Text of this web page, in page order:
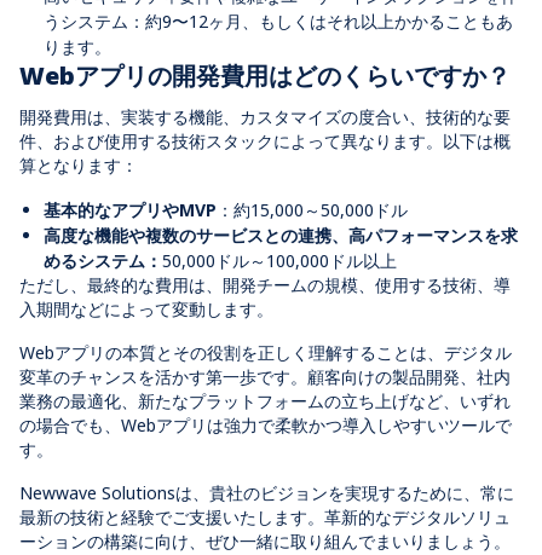
うシステム：約9〜12ヶ月、もしくはそれ以上かかることもあ
ります。
Webアプリの開発費用はどのくらいですか？
開発費用は、実装する機能、カスタマイズの度合い、技術的な要
件、および使用する技術スタックによって異なります。以下は概
算となります：
基本的なアプリやMVP ：約15,000～50,000ドル
高度な機能や複数のサービスとの連携、高パフォーマンスを求
めるシステム： 50,000ドル～100,000ドル以上
ただし、最終的な費用は、開発チームの規模、使用する技術、導
入期間などによって変動します。
Webアプリの本質とその役割を正しく理解することは、デジタル
変革のチャンスを活かす第一歩です。顧客向けの製品開発、社内
業務の最適化、新たなプラットフォームの立ち上げなど、いずれ
の場合でも、Webアプリは強力で柔軟かつ導入しやすいツールで
す。
Newwave Solutionsは、貴社のビジョンを実現するために、常に
最新の技術と経験でご支援いたします。革新的なデジタルソリュ
ーションの構築に向け、ぜひ一緒に取り組んでまいりましょう。